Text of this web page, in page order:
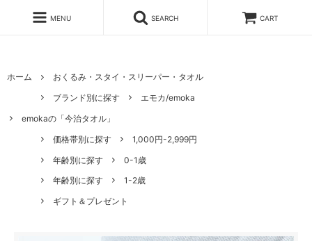
MENU SEARCH CART
ホーム
おくるみ・スタイ・スリーパー・タオル
ブランド別に探す
エモカ/emoka
emokaの「今治タオル」
価格帯別に探す
1,000円-2,999円
年齢別に探す
0-1歳
年齢別に探す
1-2歳
ギフト＆プレゼント